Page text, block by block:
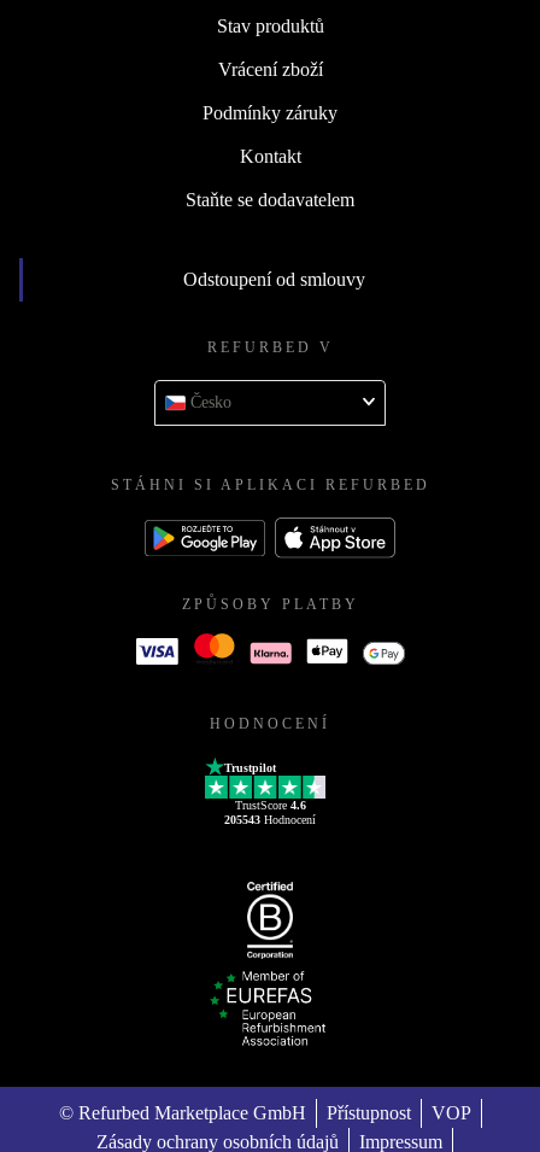
Stav produktů
Vrácení zboží
Podmínky záruky
Kontakt
Staňte se dodavatelem
Odstoupení od smlouvy
REFURBED V
Česko
STÁHNI SI APLIKACI REFURBED
ZPŮSOBY PLATBY
HODNOCENÍ
Trustpilot
TrustScore 4.6
205543 Hodnocení
© Refurbed Marketplace GmbH Přístupnost
VOP
Zásady ochrany osobních údajů
Impressum